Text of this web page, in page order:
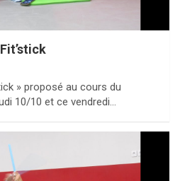
» proposé au cours du
10/10 et ce vendredi…